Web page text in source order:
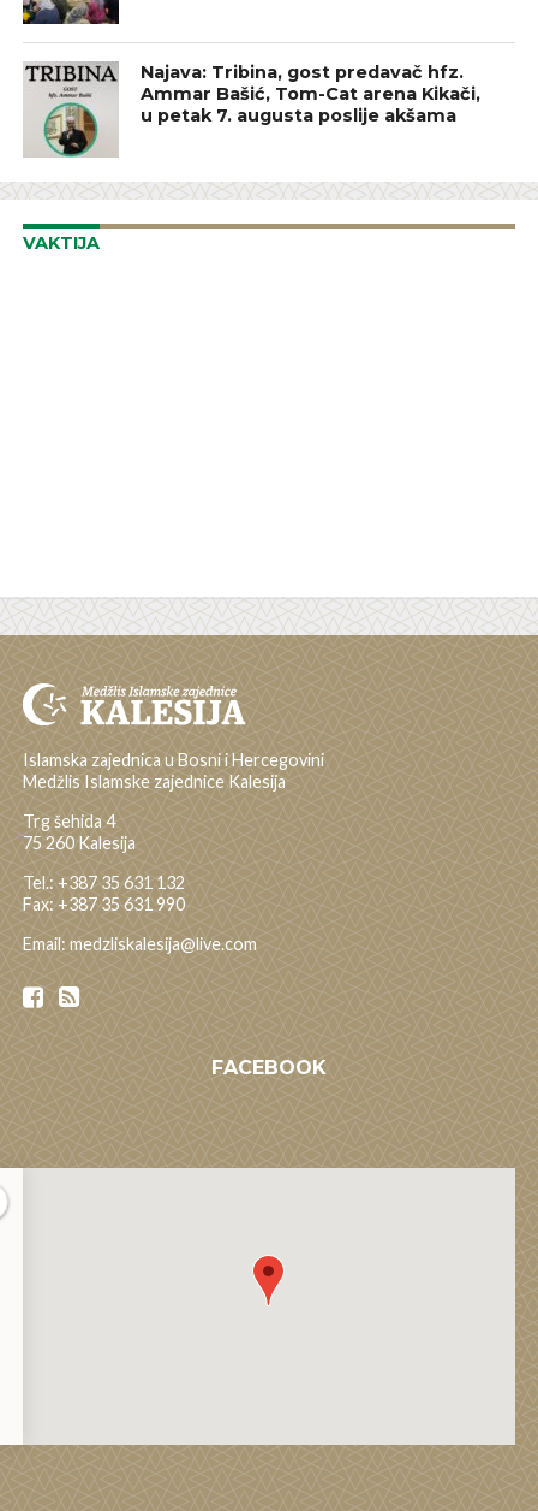
Najava: Tribina, gost predavač hfz.
Ammar Bašić, Tom-Cat arena Kikači,
u petak 7. augusta poslije akšama
VAKTIJA
Islamska zajednica u Bosni i Hercegovini
Medžlis Islamske zajednice Kalesija
Trg šehida 4
75 260 Kalesija
Tel.: +387 35 631 132
Fax: +387 35 631 990
Email: medzliskalesija@live.com
FACEBOOK